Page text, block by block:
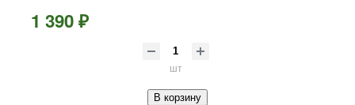
1 390 ₽
шт
В корзину